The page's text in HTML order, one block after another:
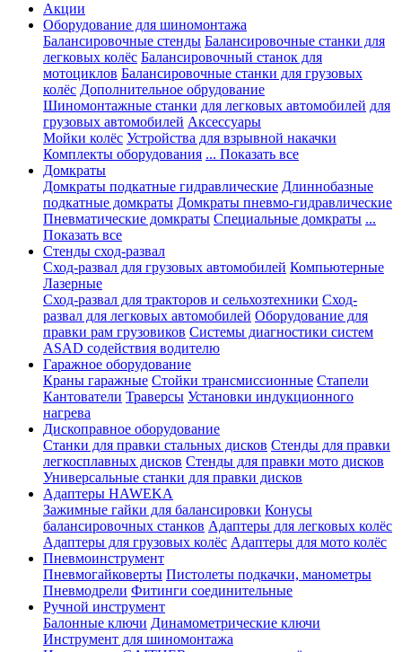
Акции
Оборудование для шиномонтажа
Балансировочные стенды Балансировочные станки для
легковых колёс Балансировочный станок для
мотоциклов Балансировочные станки для грузовых
колёс Дополнительное обрудование
Шиномонтажные станки для легковых автомобилей для
грузовых автомобилей Аксессуары
Мойки колёс Устройства для взрывной накачки
Комплекты оборудования ... Показать все
Домкраты
Домкраты подкатные гидравлические Длиннобазные
подкатные домкраты Домкраты пневмо-гидравлические
Пневматические домкраты Специальные домкраты ...
Показать все
Стенды сход-развал
Сход-развал для грузовых автомобилей Компьютерные
Лазерные
Сход-развал для тракторов и сельхозтехники Сход-
развал для легковых автомобилей Оборудование для
правки рам грузовиков Системы диагностики систем
ASAD содействия водителю
Гаражное оборудование
Краны гаражные Стойки трансмиссионные Стапели
Кантователи Траверсы Установки индукционного
нагрева
Дископравное оборудование
Станки для правки стальных дисков Стенды для правки
легкосплавных дисков Стенды для правки мото дисков
Универсальные станки для правки дисков
Адаптеры HAWEKA
Зажимные гайки для балансировки Конусы
балансировочных станков Адаптеры для легковых колёс
Адаптеры для грузовых колёс Адаптеры для мото колёс
Пневмоинструмент
Пневмогайковерты Пистолеты подкачки, манометры
Пневмодрели Фитинги соединительные
Ручной инструмент
Балонные ключи Динамометрические ключи
Инструмент для шиномонтажа